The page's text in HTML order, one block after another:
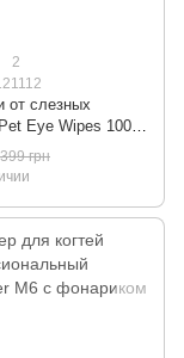
2
от слезных
Eye Wipes 100шт
и кошек
399 грн